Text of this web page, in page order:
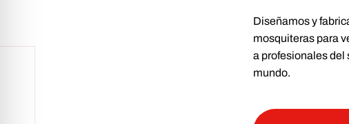
Diseñamos y
mosquiteras para
a profesionales del
mundo.